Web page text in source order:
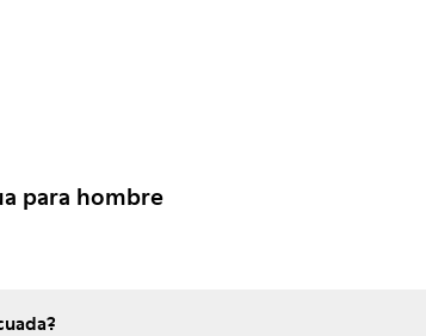
para hombre